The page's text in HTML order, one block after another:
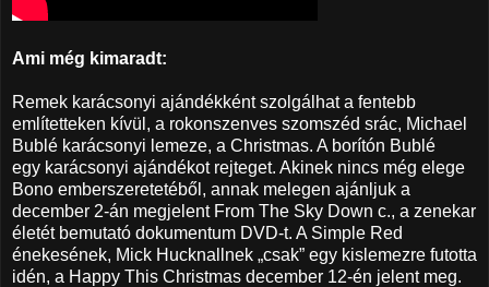
Ami még kimaradt:
Remek karácsonyi ajándékként szolgálhat a fentebb
említetteken kívül, a rokonszenves szomszéd srác, Michael
Bublé karácsonyi lemeze, a Christmas. A borítón Bublé
egy karácsonyi ajándékot rejteget. Akinek nincs még elege
Bono emberszeretetéből, annak melegen ajánljuk a
december 2-án megjelent From The Sky Down c., a zenekar
életét bemutató dokumentum DVD-t. A Simple Red
énekesének, Mick Hucknallnek „csak” egy kislemezre futotta
idén, a Happy This Christmas december 12-én jelent meg.